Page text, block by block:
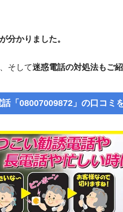
分かりました。
そして迷惑電話の対処法もご
話「08007009872」の口コミ